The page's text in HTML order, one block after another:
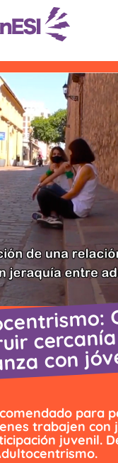
con
para
trabajen con
juvenil.